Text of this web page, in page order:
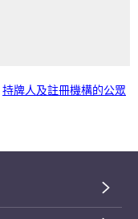
持牌人及註冊機構的公眾